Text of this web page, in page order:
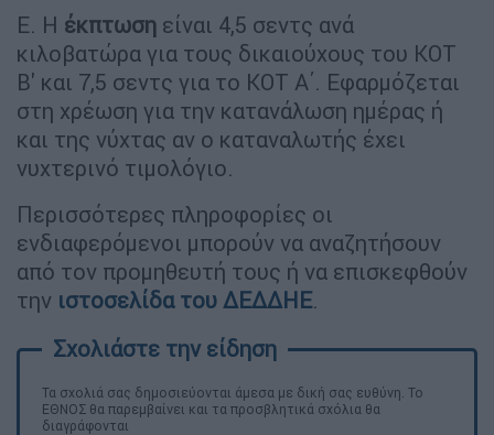
Ε. Η έκπτωση είναι 4,5 σεντς ανά
κιλοβατώρα για τους δικαιούχους του ΚΟΤ
Β' και 7,5 σεντς για το ΚΟΤ Α΄. Εφαρμόζεται
στη χρέωση για την κατανάλωση ημέρας ή
και της νύχτας αν ο καταναλωτής έχει
νυχτερινό τιμολόγιο.
Περισσότερες πληροφορίες οι
ενδιαφερόμενοι μπορούν να αναζητήσουν
από τον προμηθευτή τους ή να επισκεφθούν
την ιστοσελίδα του ΔΕΔΔΗΕ.
Τα σχολιά σας δημοσιεύονται άμεσα με δική σας ευθύνη. Το
ΕΘΝΟΣ θα παρεμβαίνει και τα προσβλητικά σχόλια θα
διαγράφονται